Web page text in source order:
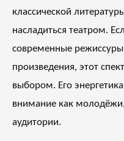
классической
насладиться театром.
современные
произведения, этот
выбором. Его
внимание как
аудитории.